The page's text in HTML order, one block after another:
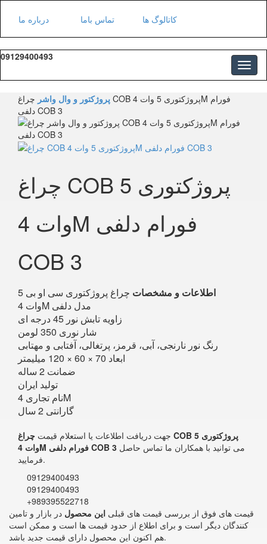
درباره ما تماس باما کاتالوگ ها
09129400493
پروژکتور و وال واشر چراغ COB پروژکتوری 5 وات 4M فورام
دلفی COB 3
چراغ COB پروژکتوری 5
وات 4M فورام دلفی
COB 3
اطلاعات و مشخصات
چراغ پروژکتوری سی او بی 5
وات 4M مدل دلفی
زاویه تابش نور 45 درجه ای
شار نوری 350 لومن
رنگ نور نارنجی، آبی، قرمز، پرتغالی، آفتابی و مهتابی
ابعاد 70 × 60 × 120 میلیمتر
ضمانت 2 ساله
تولید ایران
نام تجاری 4M
گارانتی 2 سال
جهت دریافت اطلاعات یا استعلام قیمت چراغ COB پروژکتوری 5
وات 4M فورام دلفی COB 3 می توانید با همکاران ما تماس حاصل
فرمایید.
09129400493
09129400493
+989395522718
قیمت های فوق از بررسی قیمت های قبلی این محصول در بازار و تامین
کنندگان دیگر است و برای اطلاع از حدود قیمت ها است و ممکن است
هم اکنون این محصول دارای قیمت جدید باشد.